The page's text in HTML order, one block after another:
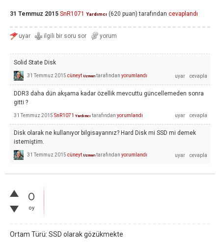
31 Temmuz 2015 SnR1071 Yardımcı (620 puan) tarafından cevaplandı
Solid State Disk
31 Temmuz 2015 cüneyt Uzman tarafından yorumlandı
DDR3 daha dün akşama kadar özellik mevcuttu güncellemeden sonra
gitti ?
31 Temmuz 2015 SnR1071 Yardımcı tarafından yorumlandı
Disk olarak ne kullanıyor bilgisayarınız? Hard Disk mi SSD mi demek
istemiştim.
31 Temmuz 2015 cüneyt Uzman tarafından yorumlandı
0
oy
Ortam Türü: SSD olarak gözükmekte